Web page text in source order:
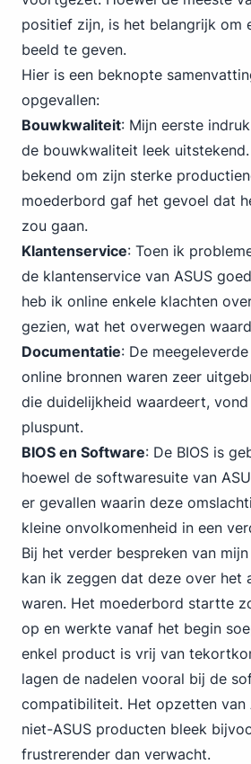
positief zijn, is het belangrijk om
beeld te geven.
Hier is een beknopte
opgevallen:
Bouwkwaliteit: Mijn eerste
de bouwkwaliteit leek uitstekend.
bekend om zijn sterke
moederbord gaf het gevoel dat
zou gaan.
Klantenservice: Toen ik
de klantenservice van ASUS
heb ik online enkele klachten
gezien, wat het overwegen
Documentatie: De
online bronnen waren zeer
die duidelijkheid waardeert,
pluspunt.
BIOS en Software: De BIOS is
hoewel de softwaresuite van
er gevallen waarin deze
kleine onvolkomenheid in een
Bij het verder bespreken van
kan ik zeggen dat deze over het
waren. Het moederbord startte
op en werkte vanaf het begin
enkel product is vrij van
lagen de nadelen vooral bij de
compatibiliteit. Het opzetten van
niet-ASUS producten bleek
frustrerender dan verwacht.